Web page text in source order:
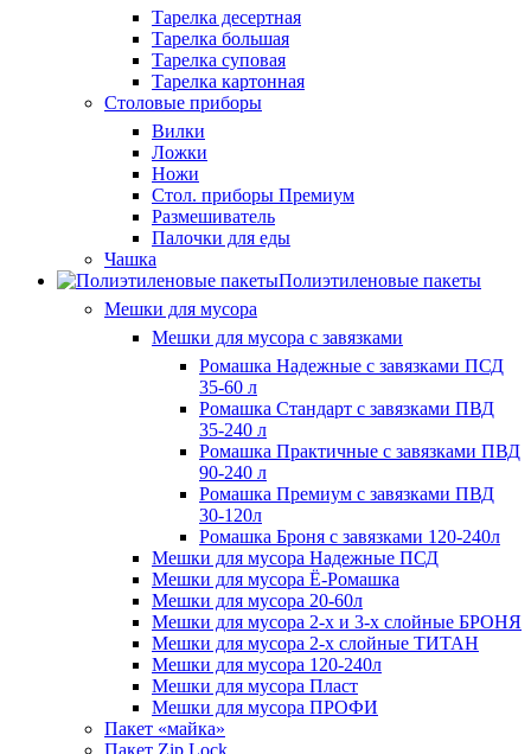
Тарелка десертная
Тарелка большая
Тарелка суповая
Тарелка картонная
Столовые приборы
Вилки
Ложки
Ножи
Стол. приборы Премиум
Размешиватель
Палочки для еды
Чашка
Полиэтиленовые пакеты
Мешки для мусора
Мешки для мусора с завязками
Ромашка Надежные с завязками ПСД
35-60 л
Ромашка Стандарт с завязками ПВД
35-240 л
Ромашка Практичные с завязками ПВД
90-240 л
Ромашка Премиум с завязками ПВД
30-120л
Ромашка Броня с завязками 120-240л
Мешки для мусора Надежные ПСД
Мешки для мусора Ё-Ромашка
Мешки для мусора 20-60л
Мешки для мусора 2-х и 3-х слойные БРОНЯ
Мешки для мусора 2-х слойные ТИТАН
Мешки для мусора 120-240л
Мешки для мусора Пласт
Мешки для мусора ПРОФИ
Пакет «майка»
Пакет Zip Lock